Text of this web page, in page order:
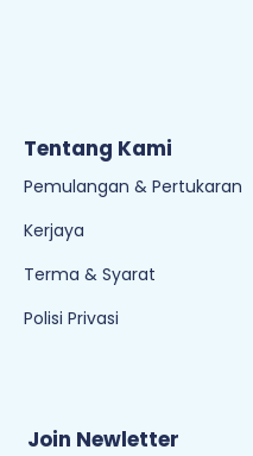
Tentang Kami
Pemulangan & Pertukaran
Kerjaya
Terma & Syarat
Polisi Privasi
Join Newletter